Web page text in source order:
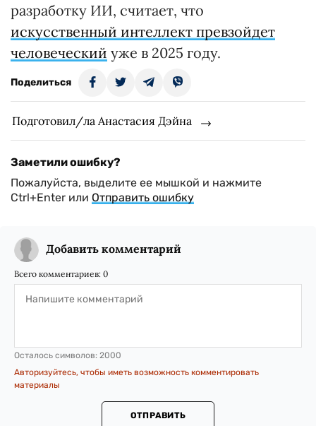
разработку ИИ, считает, что
искусственный интеллект превзойдет
человеческий уже в 2025 году.
Поделиться
Подготовил/ла Анастасия Дэйна
Заметили ошибку?
Пожалуйста, выделите ее мышкой и нажмите
Ctrl+Enter или Отправить ошибку
Добавить комментарий
Всего комментариев: 0
Осталось символов: 2000
Авторизуйтесь, чтобы иметь возможность комментировать
материалы
ОТПРАВИТЬ